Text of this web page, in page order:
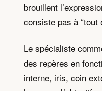
brouillent
consiste pas à
Le spécialiste
des repères en
interne, iris, coin